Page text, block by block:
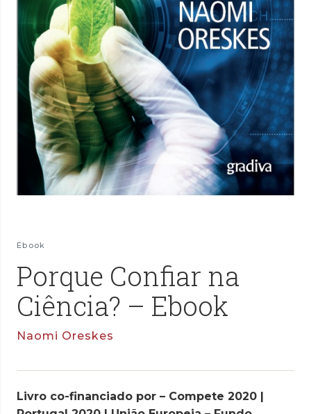
Ebook
Porque Confiar na
Ciência? – Ebook
Naomi Oreskes
Livro co-financiado por – Compete 2020 |